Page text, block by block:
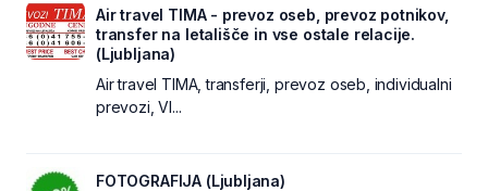
Air travel TIMA - prevoz oseb, prevoz potnikov,
transfer na letališče in vse ostale relacije.
(Ljubljana)
Air travel TIMA, transferji, prevoz oseb, individualni
prevozi, VI...
FOTOGRAFIJA (Ljubljana)